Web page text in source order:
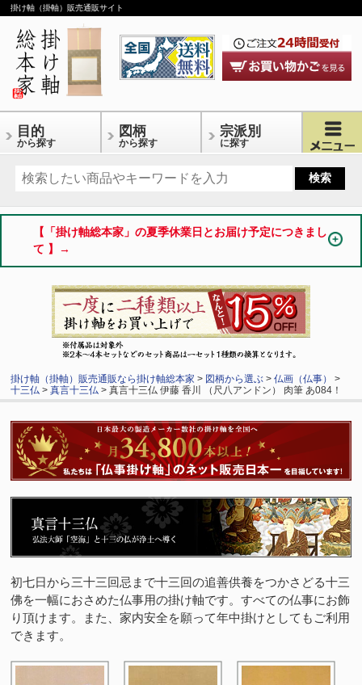
掛け軸（掛軸）販売通販サイト
目的
から探す
図柄
から探す
宗派別
に探す
【「掛け軸総本家」の夏季休業日とお届け予定につきまし
て 】→
掛け軸（掛軸）販売通販なら掛け軸総本家 > 図柄から選ぶ >仏画（仏事）
>
十三仏 >真言十三仏 > 真言十三仏 伊藤 香川 （尺八アンドン） 肉筆 あ084！
初七日から三十三回忌まで十三回の追善供養をつかさどる十三
佛を一幅におさめた仏事用の掛け軸です。すべての仏事にお飾
り頂けます。また、家内安全を願って年中掛けとしてもご利用
できます。